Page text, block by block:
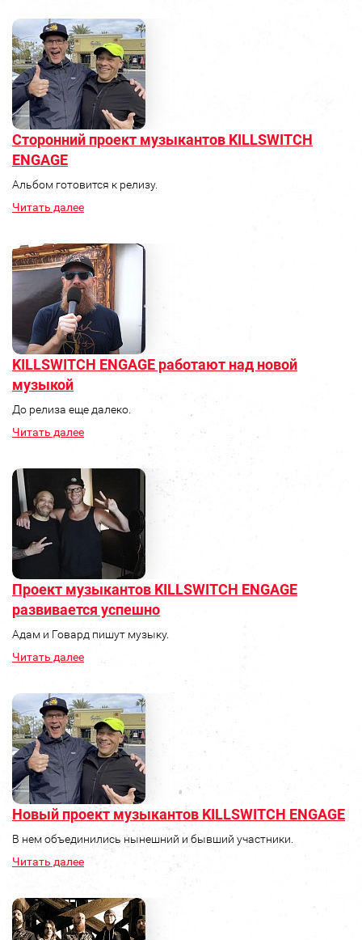
Сторонний проект музыкантов KILLSWITCH
ENGAGE
Альбом готовится к релизу.
Читать далее
KILLSWITCH ENGAGE работают над новой
музыкой
До релиза еще далеко.
Читать далее
Проект музыкантов KILLSWITCH ENGAGE
развивается успешно
Адам и Говард пишут музыку.
Читать далее
Новый проект музыкантов KILLSWITCH ENGAGE
В нем объединились нынешний и бывший участники.
Читать далее